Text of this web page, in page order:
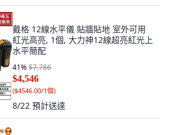
戴格 12線水平儀 貼牆貼地 室外可用
紅光高亮, 1個, 大力神12線超亮紅光上
水平簡配
41%$7,786
$4,546
($4546.00/1個)
8/22 預計送達